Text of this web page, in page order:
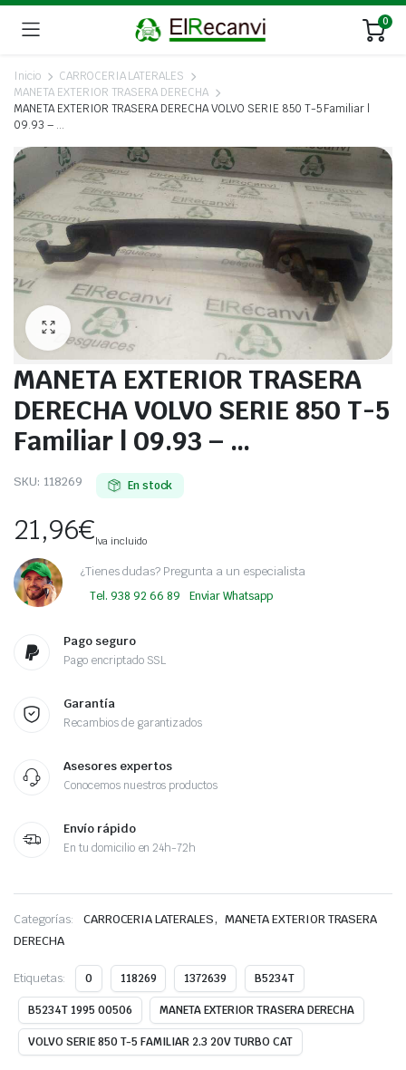
0
Inicio
CARROCERIA LATERALES
MANETA EXTERIOR TRASERA DERECHA
MANETA EXTERIOR TRASERA DERECHA VOLVO SERIE 850 T-5 Familiar |
09.93 – …
MANETA EXTERIOR TRASERA
DERECHA VOLVO SERIE 850 T-5
Familiar | 09.93 – …
SKU: 118269 En stock
21,96€Iva incluido
¿Tienes dudas? Pregunta a un especialista
Tel. 938 92 66 89 Enviar Whatsapp
Pago seguro
Pago encriptado SSL
Garantía
Recambios de garantizados
Asesores expertos
Conocemos nuestros productos
Envío rápido
En tu domicilio en 24h-72h
Categorías: CARROCERIA LATERALES, MANETA EXTERIOR TRASERA
DERECHA
Etiquetas: 0 118269 1372639 B5234T
B5234T 1995 00506 MANETA EXTERIOR TRASERA DERECHA
VOLVO SERIE 850 T-5 FAMILIAR 2.3 20V TURBO CAT